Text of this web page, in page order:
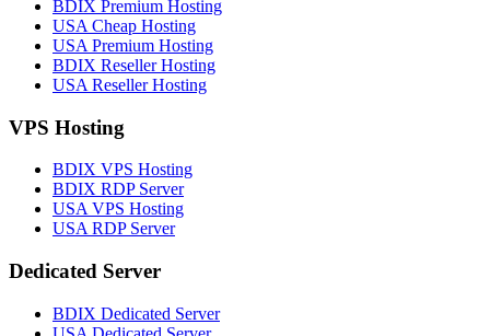
BDIX Premium Hosting
USA Cheap Hosting
USA Premium Hosting
BDIX Reseller Hosting
USA Reseller Hosting
VPS Hosting
BDIX VPS Hosting
BDIX RDP Server
USA VPS Hosting
USA RDP Server
Dedicated Server
BDIX Dedicated Server